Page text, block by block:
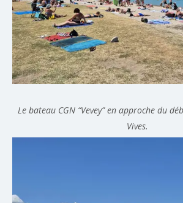
Le bateau CGN “Vevey” en approche du
Vives.